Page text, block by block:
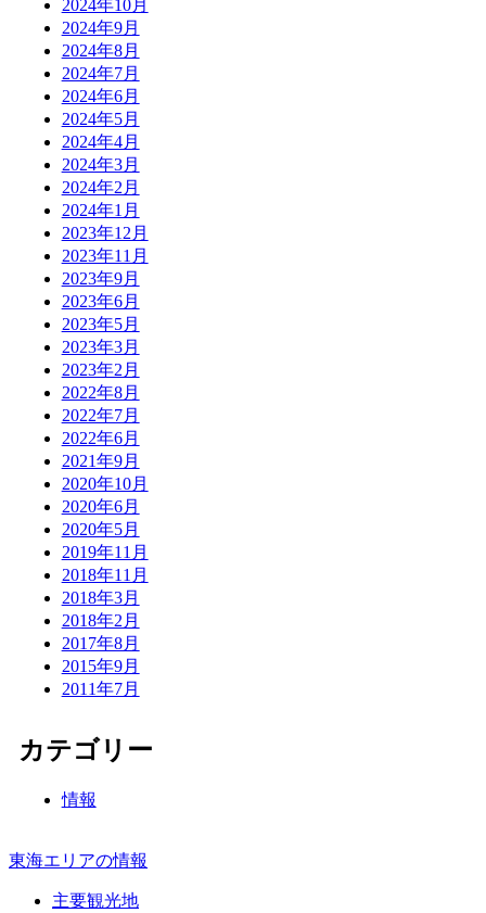
2024年10月
2024年9月
2024年8月
2024年7月
2024年6月
2024年5月
2024年4月
2024年3月
2024年2月
2024年1月
2023年12月
2023年11月
2023年9月
2023年6月
2023年5月
2023年3月
2023年2月
2022年8月
2022年7月
2022年6月
2021年9月
2020年10月
2020年6月
2020年5月
2019年11月
2018年11月
2018年3月
2018年2月
2017年8月
2015年9月
2011年7月
カテゴリー
情報
東海エリアの情報
主要観光地